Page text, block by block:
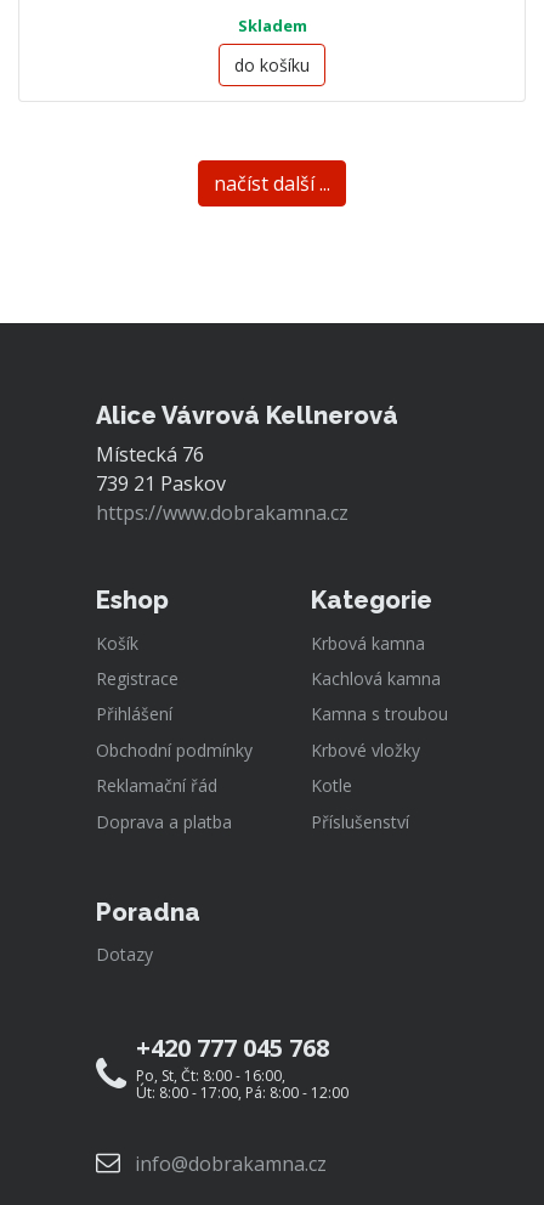
Skladem
do košíku
načíst další ...
Alice Vávrová Kellnerová
Místecká 76
739 21 Paskov
https://www.dobrakamna.cz
Eshop
Košík
Registrace
Přihlášení
Obchodní podmínky
Reklamační řád
Doprava a platba
Kategorie
Krbová kamna
Kachlová kamna
Kamna s troubou
Krbové vložky
Kotle
Příslušenství
Poradna
Dotazy
+420 777 045 768
Po, St, Čt: 8:00 - 16:00,
Út: 8:00 - 17:00, Pá: 8:00 - 12:00
info@dobrakamna.cz